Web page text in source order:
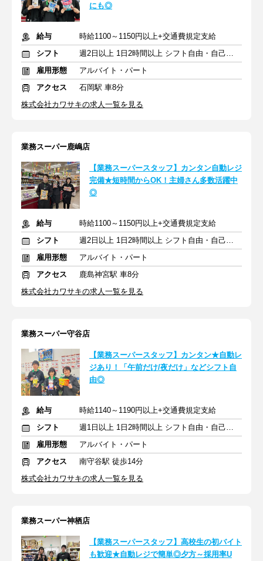
にも◎
給与
時給1100～1150円以上+交通費規定支給
シフト
週2日以上 1日2時間以上 シフト自由・自己申告
雇用形態
アルバイト・パート
アクセス
石岡駅 車8分
株式会社カワサキの求人一覧を見る
業務スーパー鹿嶋店
【業務スーパースタッフ】カンタン自動レジ
完備★短時間からOK！主婦さん多数活躍中
◎
給与
時給1100～1150円以上+交通費規定支給
シフト
週2日以上 1日2時間以上 シフト自由・自己申告
雇用形態
アルバイト・パート
アクセス
鹿島神宮駅 車8分
株式会社カワサキの求人一覧を見る
業務スーパー守谷店
【業務スーパースタッフ】カンタン★自動レ
ジあり！「午前だけ/夜だけ」などシフト自
由◎
給与
時給1140～1190円以上+交通費規定支給
シフト
週1日以上 1日2時間以上 シフト自由・自己申告
雇用形態
アルバイト・パート
アクセス
南守谷駅 徒歩14分
株式会社カワサキの求人一覧を見る
業務スーパー神栖店
【業務スーパースタッフ】高校生の初バイト
も歓迎★自動レジで簡単◎夕方～採用率U